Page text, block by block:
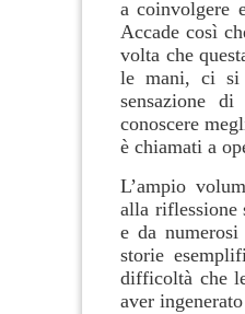
a coinvolgere
Accade così
volta che
le mani, ci si
sensazione
conoscere
è chiamati a
L’ampio
alla riflessione
e da
storie
difficoltà che
aver